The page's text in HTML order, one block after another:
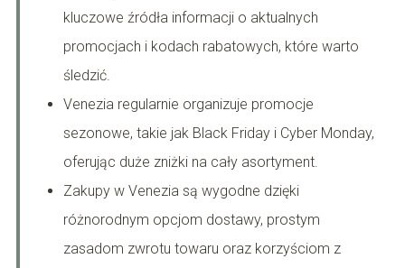
kluczowe źródła informacji o aktualnych
promocjach i kodach rabatowych, które warto
śledzić.
Venezia regularnie organizuje promocje
sezonowe, takie jak Black Friday i Cyber Monday,
oferując duże zniżki na cały asortyment.
Zakupy w Venezia są wygodne dzięki
różnorodnym opcjom dostawy, prostym
zasadom zwrotu towaru oraz korzyściom z